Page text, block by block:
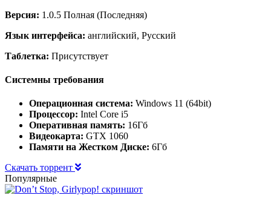
Версия: 1.0.5 Полная (Последняя)
Язык интерфейса: английский, Русский
Таблетка: Присутствует
Системны требования
Операционная система: Windows 11 (64bit)
Процессор: Intel Core i5
Оперативная память: 16Гб
Видеокарта: GTX 1060
Памяти на Жестком Диске: 6Гб
Скачать торрент
Популярные